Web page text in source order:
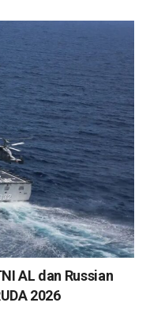
AL dan Russian
2026